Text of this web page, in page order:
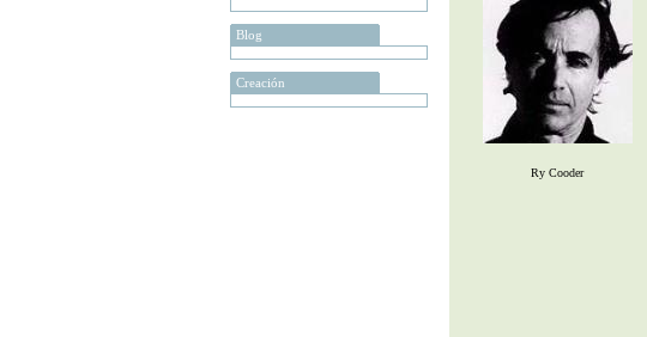
Blog
Creación
Ry Cooder